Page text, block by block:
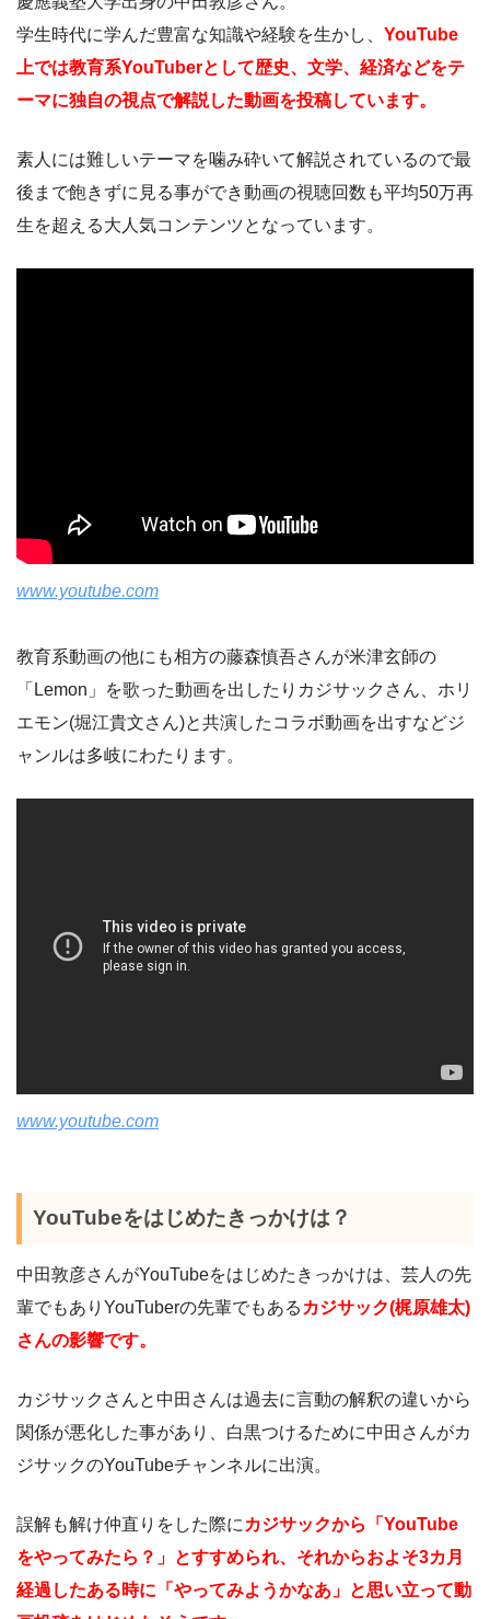
学生時代に学んだ豊富な知識や経験を生かし、 YouTube
上では教育系YouTuberとして歴史、文学、経済などをテ
ーマに独自の視点で解説した動画を投稿しています。
素人には難しいテーマを噛み砕いて解説されているので最
後まで飽きずに見る事ができ動画の視聴回数も平均50万再
生を超える大人気コンテンツとなっています。
www.youtube.com
教育系動画の他にも相方の藤森慎吾さんが米津玄師の
「Lemon」を歌った動画を出したりカジサックさん、ホリ
エモン(堀江貴文さん)と共演したコラボ動画を出すなどジ
ャンルは多岐にわたります。
www.youtube.com
YouTubeをはじめたきっかけは？
中田敦彦さんがYouTubeをはじめたきっかけは、芸人の先
輩でもありYouTuberの先輩でもある カジサック(梶原雄太)
さんの影響です。
カジサックさんと中田さんは過去に言動の解釈の違いから
関係が悪化した事があり、白黒つけるために中田さんがカ
ジサックのYouTubeチャンネルに出演。
誤解も解け仲直りをした際に カジサックから「YouTube
をやってみたら？」とすすめられ、それからおよそ3カ月
経過したある時に「やってみようかなあ」と思い立って動